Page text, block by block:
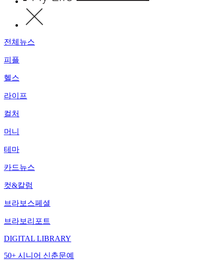
전체뉴스
피플
헬스
라이프
컬처
머니
테마
카드뉴스
컷&칼럼
브라보스페셜
브라보리포트
DIGITAL LIBRARY
50+ 시니어 신춘문예